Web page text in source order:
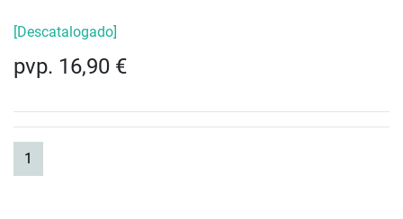
[Descatalogado]
pvp. 16,90 €
1